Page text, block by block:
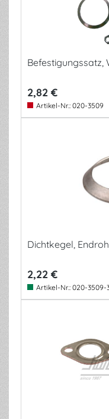
Befestigungssatz,
2,82 €
Artikel-Nr.: 020-3509
Dichtkegel,
2,22 €
Artikel-Nr.: 020-3509-